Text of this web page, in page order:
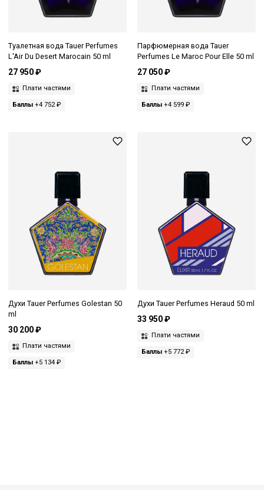
Туалетная вода Tauer Perfumes
L'Air Du Desert Marocain 50 ml
27 950 ₽
Плати частями
Баллы +4 752 ₽
Парфюмерная вода Tauer
Perfumes Le Maroc Pour Elle 50 ml
27 050 ₽
Плати частями
Баллы+4 599 ₽
Духи Tauer Perfumes Golestan 50
ml
30 200 ₽
Плати частями
Баллы +5 134 ₽
Духи Tauer Perfumes Heraud 50 ml
33 950 ₽
Плати частями
Баллы+5 772 ₽